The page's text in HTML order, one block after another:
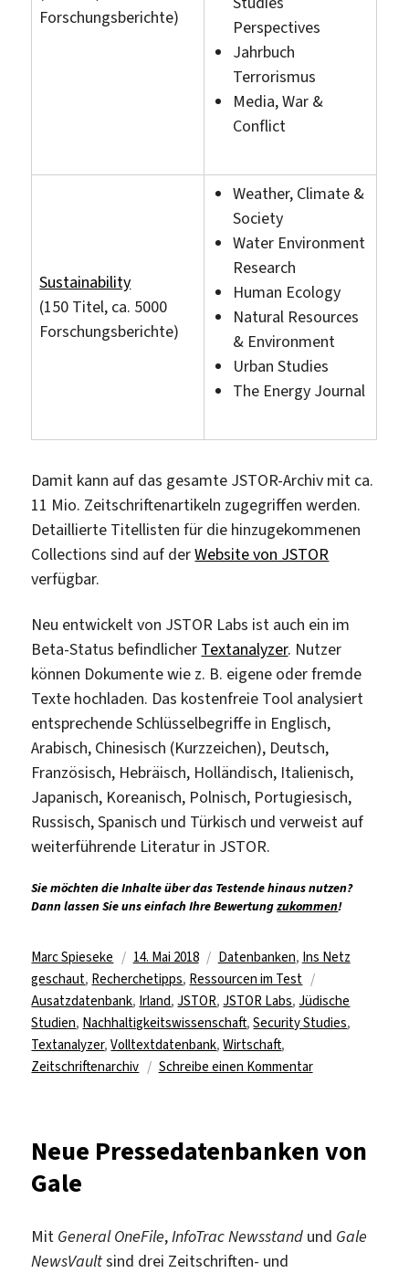
Forschungsberichte)
Perspectives
Jahrbuch
Terrorismus
Media, War &
Conflict
Sustainability
(150 Titel, ca. 5000
Forschungsberichte)
Weather, Climate &
Society
Water Environment
Research
Human Ecology
Natural Resources
& Environment
Urban Studies
The Energy Journal
Damit kann auf das gesamte JSTOR-Archiv mit ca.
11 Mio. Zeitschriftenartikeln zugegriffen werden.
Detaillierte Titellisten für die hinzugekommenen
Collections sind auf derWebsite von JSTOR
verfügbar.
Neu entwickelt von JSTOR Labs ist auch ein im
Beta-Status befindlicher Textanalyzer. Nutzer
können Dokumente wie z. B. eigene oder fremde
Texte hochladen. Das kostenfreie Tool analysiert
entsprechende Schlüsselbegriffe in Englisch,
Arabisch, Chinesisch (Kurzzeichen), Deutsch,
Französisch, Hebräisch, Holländisch, Italienisch,
Japanisch, Koreanisch, Polnisch, Portugiesisch,
Russisch, Spanisch und Türkisch und verweist auf
weiterführende Literatur in JSTOR.
Sie möchten die Inhalte über das Testende hinaus nutzen?
Dann lassen Sie uns einfach Ihre Bewertungzukommen!
Autor
Marc Spieseke
Veröffentlicht
am
14. Mai 2018 Kategorien
Datenbanken, Ins Netz
geschaut, Recherchetipps, Ressourcen im Test
Ausatzdatenbank, Irland,JSTOR,JSTOR Labs,Jüdische
Studien, Nachhaltigkeitswissenschaft,Security Studies,
Textanalyzer,Volltextdatenbank,Wirtschaft,
Zeitschriftenarchiv
Schreibe einen Kommentarzu
JSTOR-
Neue Pressedatenbanken von
Gale
Mit General OneFile,InfoTrac Newsstand und Gale
NewsVaultsind drei Zeitschriften- und